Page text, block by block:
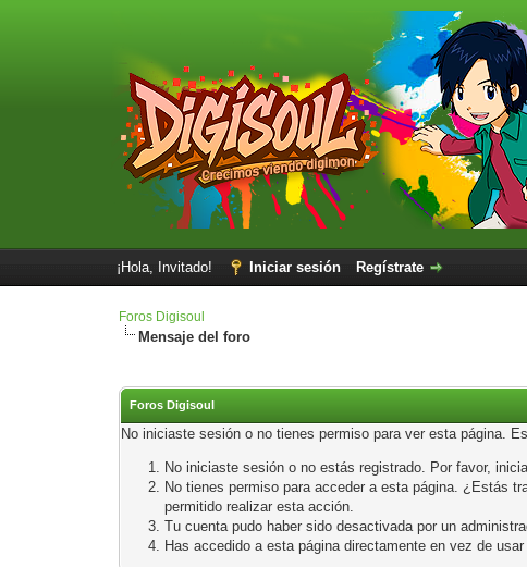
¡Hola, Invitado! Iniciar sesión Regístrate
Foros Digisoul
Mensaje del foro
Foros Digisoul
No iniciaste sesión o no tienes permiso para ver esta página.
No iniciaste sesión o no estás registrado. Por favor,
No tienes permiso para acceder a esta página. ¿Estás
permitido realizar esta acción.
Tu cuenta pudo haber sido desactivada por un
Has accedido a esta página directamente en vez de